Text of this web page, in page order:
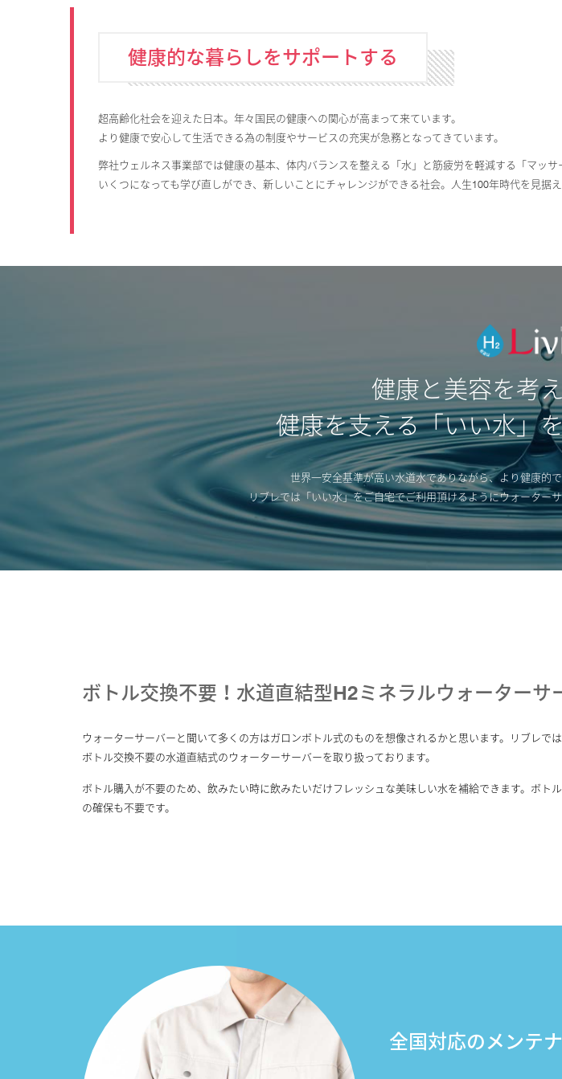
健康的な暮らしをサポートする
超高齢化社会を迎えた日本。年々国民の健康への関心が高まって来ています。
より健康で安心して生活できる為の制度やサービスの充実が急務となってきています。
弊社ウェルネス事業部では健康の基本、体内バランスを整える「水」と筋疲労を軽減する「マッサ
いくつになっても学び直しができ、新しいことにチャレンジができる社会。人生100年時代を見据
健康と美容を考
健康を支える「いい水」
世界一安全基準が高い水道水でありながら、より健康的
リブレでは「いい水」をご自宅でご利用頂けるようにウォーター
ボトル交換不要！水道直結型H2ミネラルウォーターサ
ウォーターサーバーと聞いて多くの方はガロンボトル式のものを想像されるかと思います。リブレで
ボトル交換不要の水道直結式のウォーターサーバーを取り扱っております。
ボトル購入が不要のため、飲みたい時に飲みたいだけフレッシュな美味しい水を補給できます。ボト
の確保も不要です。
全国対応のメンテ